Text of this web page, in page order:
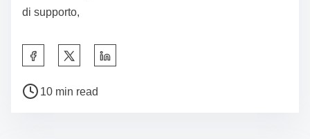
di supporto,
a
P
10 min read